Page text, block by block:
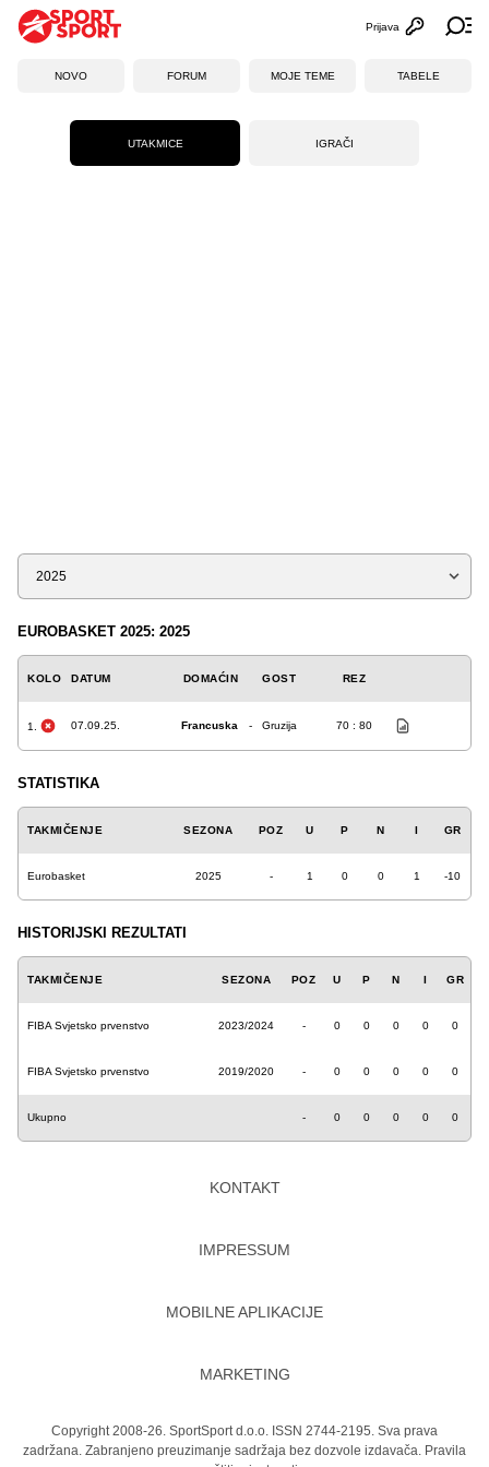
Otvori
Prijava
NOVO FORUM MOJE TEME TABELE
UTAKMICE IGRAČI
Sezona
EUROBASKET 2025: 2025
KOLO DATUM DOMAĆIN GOST REZ
1. 07.09.25. Francuska - Gruzija 70 : 80
STATISTIKA
TAKMIČENJE SEZONA POZ U P N I GR
Eurobasket 2025 - 1 0 0 1 -10
HISTORIJSKI REZULTATI
TAKMIČENJE SEZONA POZ U P N I GR
FIBA Svjetsko prvenstvo 2023/2024 - 0 0 0 0 0
FIBA Svjetsko prvenstvo 2019/2020 - 0 0 0 0 0
Ukupno - 0 0 0 0 0
KONTAKT
IMPRESSUM
MOBILNE APLIKACIJE
MARKETING
Copyright 2008-26. SportSport d.o.o. ISSN 2744-2195. Sva prava
zadržana. Zabranjeno preuzimanje sadržaja bez dozvole izdavača. Pravila